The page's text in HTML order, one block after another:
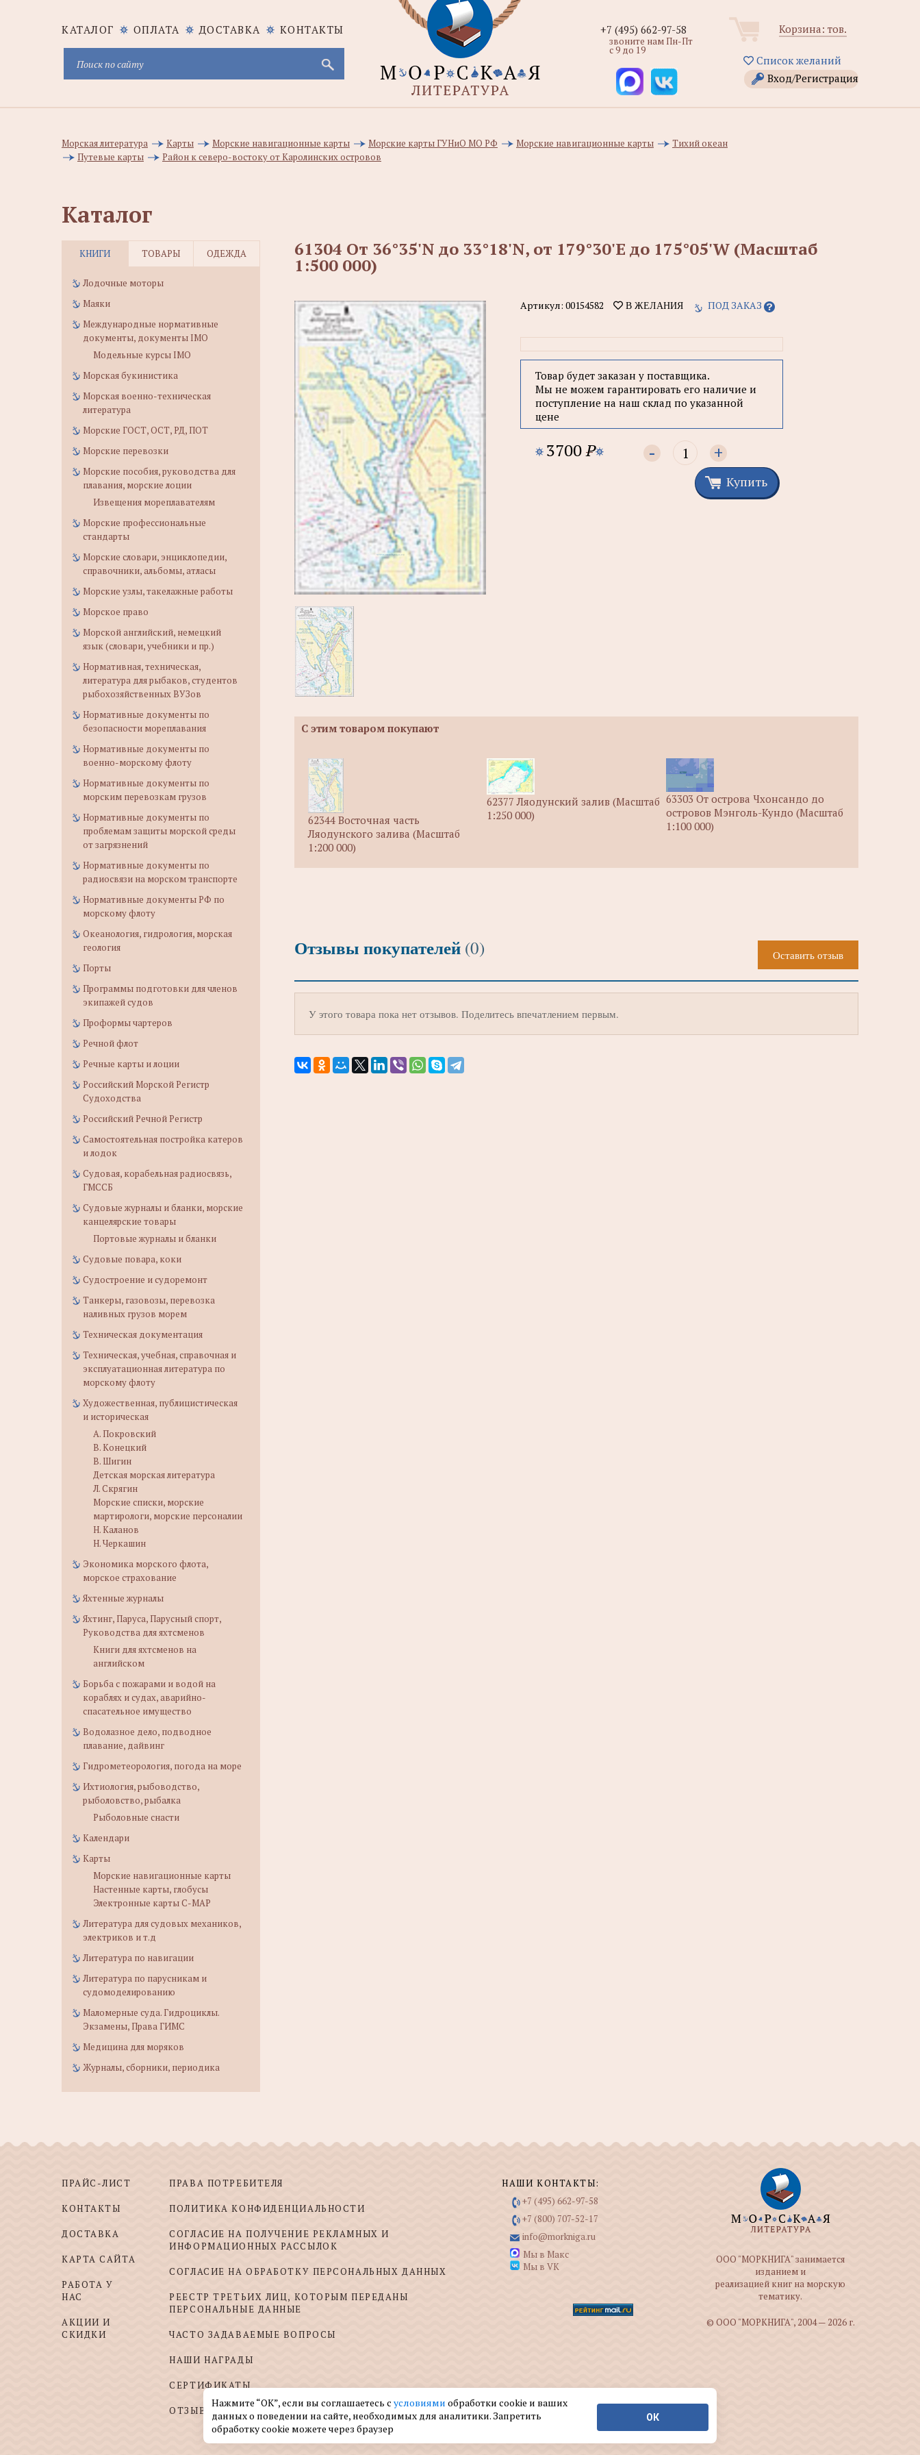
КАТАЛОГ ОПЛАТА ДОСТАВКА КОНТАКТЫ Корзина: тов.
Список желаний
Вход/Регистрация
+7 (495) 662-97-58
звоните нам Пн-Пт
с 9 до 19
Морская литература Карты Морские навигационные карты Морские карты ГУНиО МО РФ Морские навигационные карты
Тихий океан
Путевые карты
Район к северо-востоку от Каролинских островов
Каталог
КНИГИ ТОВАРЫ ОДЕЖДА
Лодочные моторы
Маяки
Международные нормативные
документы, документы IMO
Модельные курсы IMO
Морская букинистика
Морская военно-техническая
литература
Морские ГОСТ, ОСТ, РД, ПОТ
Морские перевозки
Морские пособия, руководства для
плавания, морские лоции
Извещения мореплавателям
Морские профессиональные
стандарты
Морские словари, энциклопедии,
справочники, альбомы, атласы
Морские узлы, такелажные работы
Морское право
Морской английский, немецкий
язык (словари, учебники и пр.)
Нормативная, техническая,
литература для рыбаков, студентов
рыбохозяйственных ВУЗов
Нормативные документы по
безопасности мореплавания
Нормативные документы по
военно-морскому флоту
Нормативные документы по
морским перевозкам грузов
Нормативные документы по
проблемам защиты морской среды
от загрязнений
Нормативные документы по
радиосвязи на морском транспорте
Нормативные документы РФ по
морскому флоту
Океанология, гидрология, морская
геология
Порты
Программы подготовки для членов
экипажей судов
Проформы чартеров
Речной флот
Речные карты и лоции
Российский Морской Регистр
Судоходства
Российский Речной Регистр
Самостоятельная постройка катеров
и лодок
Судовая, корабельная радиосвязь,
ГМССБ
Судовые журналы и бланки, морские
канцелярские товары
Портовые журналы и бланки
Судовые повара, коки
Судостроение и судоремонт
Танкеры, газовозы, перевозка
наливных грузов морем
Техническая документация
Техническая, учебная, справочная и
эксплуатационная литература по
морскому флоту
Художественная, публицистическая
и историческая
А. Покровский
В. Конецкий
В. Шигин
Детская морская литература
Л. Скрягин
Морские списки, морские
мартирологи, морские персоналии
Н. Каланов
Н. Черкашин
Экономика морского флота,
морское страхование
Яхтенные журналы
Яхтинг, Паруса, Парусный спорт,
Руководства для яхтсменов
Книги для яхтсменов на
английском
Борьба с пожарами и водой на
кораблях и судах, аварийно-
спасательное имущество
Водолазное дело, подводное
плавание, дайвинг
Гидрометеорология, погода на море
Ихтиология, рыбоводство,
рыболовство, рыбалка
Рыболовные снасти
Календари
Карты
Морские навигационные карты
Настенные карты, глобусы
Электронные карты C-MAP
Литература для судовых механиков,
электриков и т.д
Литература по навигации
Литература по парусникам и
судомоделированию
Маломерные суда. Гидроциклы.
Экзамены, Права ГИМС
Медицина для моряков
Журналы, сборники, периодика
61304 От 36°35'N до 33°18'N, от 179°30'Е до 175°05'W (Масштаб
1:500 000)
Артикул: 00154582 В ЖЕЛАНИЯ ПОД ЗАКАЗ
Товар будет заказан у поставщика.
Мы не можем гарантировать его наличие и
поступление на наш склад по указанной
цене
3700P - +
Купить
С этим товаром покупают
62344 Восточная часть
Ляодунского залива (Масштаб
1:200 000)
62377 Ляодунский залив (Масштаб
1:250 000)
63303 От острова Чхонсандо до
островов Мэнголь-Кундо (Масштаб
1:100 000)
Отзывы покупателей (0) Оставить отзыв
У этого товара пока нет отзывов. Поделитесь впечатлением первым.
ПРАЙС-ЛИСТ
КОНТАКТЫ
ДОСТАВКА
КАРТА САЙТА
РАБОТА У
НАС
АКЦИИ И
СКИДКИ
ПРАВА ПОТРЕБИТЕЛЯ
ПОЛИТИКА КОНФИДЕНЦИАЛЬНОСТИ
СОГЛАСИЕ НА ПОЛУЧЕНИЕ РЕКЛАМНЫХ И
ИНФОРМАЦИОННЫХ РАССЫЛОК
СОГЛАСИЕ НА ОБРАБОТКУ ПЕРСОНАЛЬНЫХ ДАННЫХ
РЕЕСТР ТРЕТЬИХ ЛИЦ, КОТОРЫМ ПЕРЕДАНЫ
ПЕРСОНАЛЬНЫЕ ДАННЫЕ
ЧАСТО ЗАДАВАЕМЫЕ ВОПРОСЫ
НАШИ НАГРАДЫ
СЕРТИФИКАТЫ
ОТЗЫВЫ И ПОЖЕЛАНИЯ
НАШИ КОНТАКТЫ:
+7 (495) 662-97-58
+7 (800) 707-52-17
info@morkniga.ru
Мы в Макс
Мы в VK
ООО "МОРКНИГА" занимается
изданием и
реализацией книг на морскую
тематику.
© ООО "МОРКНИГА", 2004 — 2026 г.
Нажмите “ОК”, если вы соглашаетесь с условиями обработки cookie и ваших
данных о поведении на сайте, необходимых для аналитики. Запретить
обработку cookie можете через браузер
ОК